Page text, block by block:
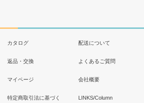
カタログ 配送について
返品・交換 よくあるご質問
マイページ 会社概要
特定商取引法に基づく LINKS/Column